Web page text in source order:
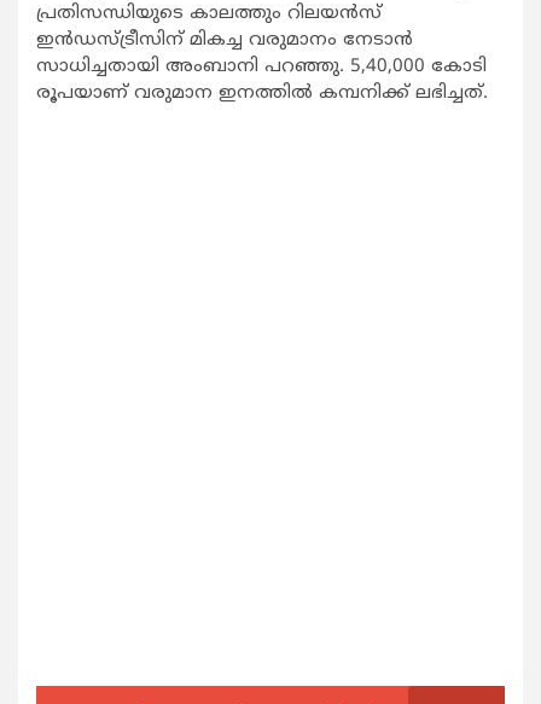
പ്രതിസന്ധിയുടെ കാലത്തും റിലയന്‍സ്
ഇന്‍ഡസ്ട്രീസിന് മികച്ച വരുമാനം നേടാന്‍
സാധിച്ചതായി അംബാനി പറഞ്ഞു. 5,40,000 കോടി
രൂപയാണ് വരുമാന ഇനത്തില്‍ കമ്പനിക്ക് ലഭിച്ചത്.